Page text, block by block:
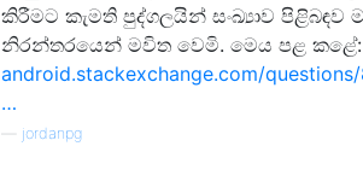
කිරීමට කැමති පුද්ගලයින් සංඛ්‍යාව පිළිබඳව
නිරන්තරයෙන් මවිත වෙමි. මෙය පළ කළේ:
android.stackexchange.com/
…
jordanpg